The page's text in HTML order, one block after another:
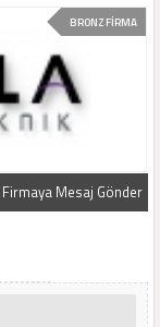
BRONZ FİRMA
Firmaya Mesaj Gönder